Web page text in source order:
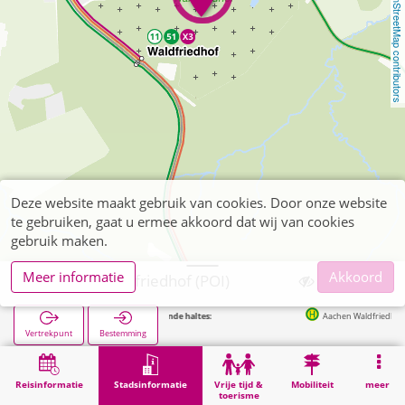
OpenStreetMap contributors
Reisinformatie Stadsinformatie
Vrije tijd &
toerisme
Mobiliteit meer
Aachen, Waldfriedhof (POI)
Vertrekpunt Bestemming
Volgende haltes: Aachen Waldfriedhof in
Stadsinformatie Begraafplaatsen Aachen, Waldfriedhof (POI)
Deze website maakt gebruik van cookies. Door onze website
te gebruiken, gaat u ermee akkoord dat wij van cookies
gebruik maken.
Meer informatie
Akkoord